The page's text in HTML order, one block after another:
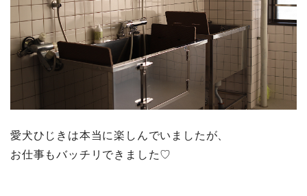
愛犬ひじきは本当に楽しんでいましたが、
お仕事もバッチリできました♡